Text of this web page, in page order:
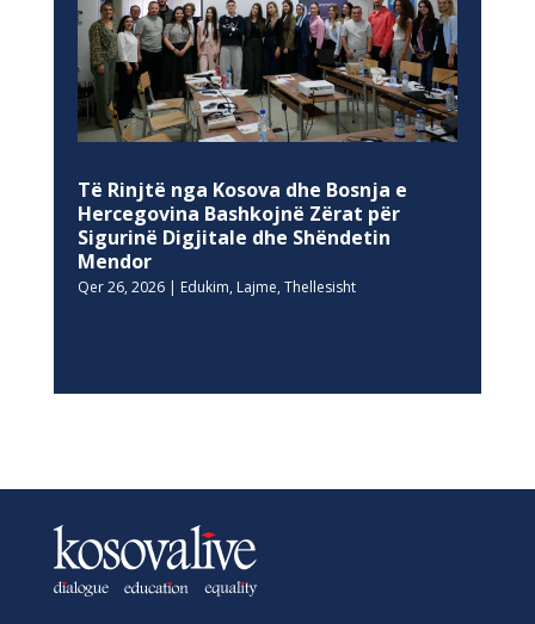
Të Rinjtë nga Kosova dhe Bosnja e
Hercegovina Bashkojnë Zërat për
Sigurinë Digjitale dhe Shëndetin
Mendor
Qer 26, 2026| Edukim, Lajme, Thellesisht